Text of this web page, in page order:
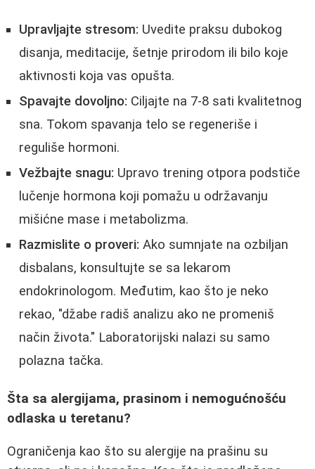
Upravljajte stresom: Uvedite praksu dubokog
disanja, meditacije, šetnje prirodom ili bilo koje
aktivnosti koja vas opušta.
Spavajte dovoljno: Ciljajte na 7-8 sati kvalitetnog
sna. Tokom spavanja telo se regeneriše i
reguliše hormoni.
Vežbajte snagu: Upravo trening otpora podstiče
lučenje hormona koji pomažu u održavanju
mišićne mase i metabolizma.
Razmislite o proveri: Ako sumnjate na ozbiljan
disbalans, konsultujte se sa lekarom
endokrinologom. Međutim, kao što je neko
rekao, "džabe radiš analizu ako ne promeniš
način života." Laboratorijski nalazi su samo
polazna tačka.
Šta sa alergijama, prasinom i nemogućnošću
odlaska u teretanu?
Ograničenja kao što su alergije na prašinu su